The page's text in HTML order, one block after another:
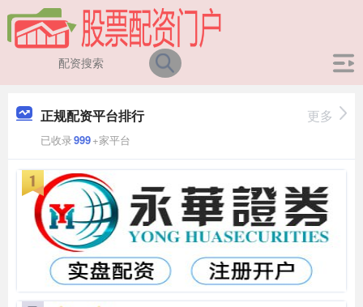
正规配资平台排行
已收录999+家平台
更多